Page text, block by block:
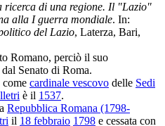
ricerca di una regione. Il "Lazio"
alla I guerra mondiale. In:
del Lazio, Laterza, Bari,
Romano, perciò il suo
Senato di Roma.
come cardinale vescovo delle Sedi
è il 1537.
Repubblica Romana (1798-
il 18 febbraio 1798 e cessata con